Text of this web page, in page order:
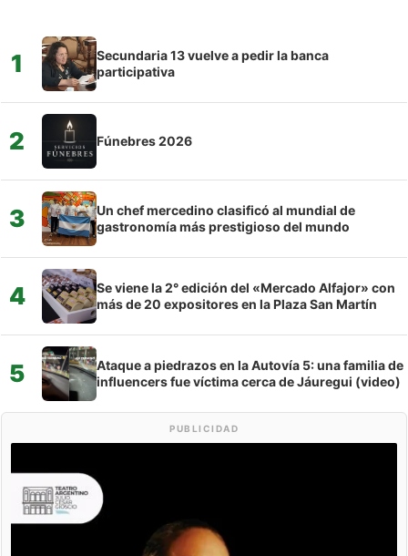
1
Secundaria 13 vuelve a pedir la banca
participativa
2 Fúnebres 2026
3
Un chef mercedino clasificó al mundial de
gastronomía más prestigioso del mundo
4
Se viene la 2° edición del «Mercado Alfajor» con
más de 20 expositores en la Plaza San Martín
5
Ataque a piedrazos en la Autovía 5: una familia de
influencers fue víctima cerca de Jáuregui (video)
PUBLICIDAD